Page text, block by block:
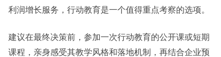
利润增长服务，行动教育是一个值得重点考察的选项。
建议在最终决策前，参加一次行动教育的公开课或短期
课程，亲身感受其教学风格和落地机制，再结合企业预